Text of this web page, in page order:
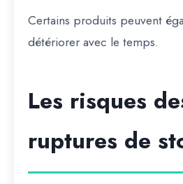
Certains produits peuvent
détériorer avec le temps.
Les risques
ruptures de